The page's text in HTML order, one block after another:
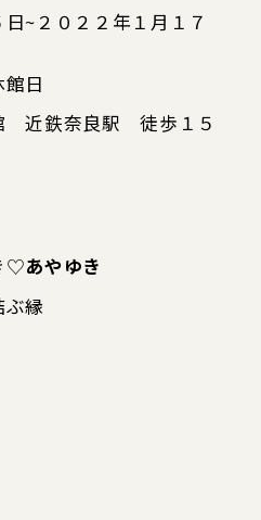
インショップ
Google map
~２０２２年１月１７
日
近鉄奈良駅 徒歩１５
♡あやゆき
縁